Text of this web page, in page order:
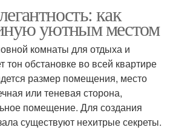
как
уютным местом
комнаты для отдыха и
тон обстановке во всей квартире
размер помещения, место
или теневая сторона,
помещение. Для создания
существуют нехитрые секреты.